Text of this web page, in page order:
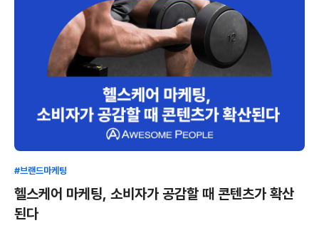
#브랜드마케팅
헬스케어 마케팅, 소비자가 공감할 때 콘텐츠가 확산
된다